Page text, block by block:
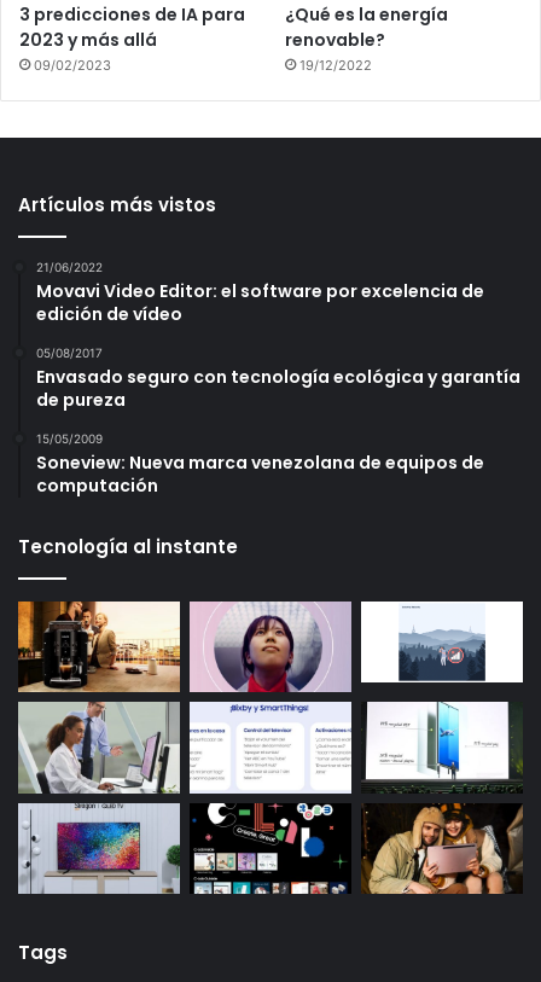
3 predicciones de IA para
2023 y más allá
09/02/2023
¿Qué es la energía
renovable?
19/12/2022
Artículos más vistos
21/06/2022
Movavi Video Editor: el software por excelencia de
edición de vídeo
05/08/2017
Envasado seguro con tecnología ecológica y garantía
de pureza
15/05/2009
Soneview: Nueva marca venezolana de equipos de
computación
Tecnología al instante
Tags